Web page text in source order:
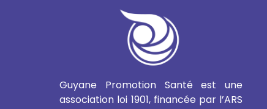
Guyane Promotion Santé est une
association loi 1901, financée par l’ARS